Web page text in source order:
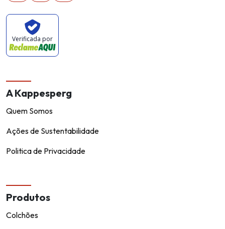
Verificada por
A Kappesperg
Quem Somos
Ações de Sustentabilidade
Politica de Privacidade
Produtos
Colchões